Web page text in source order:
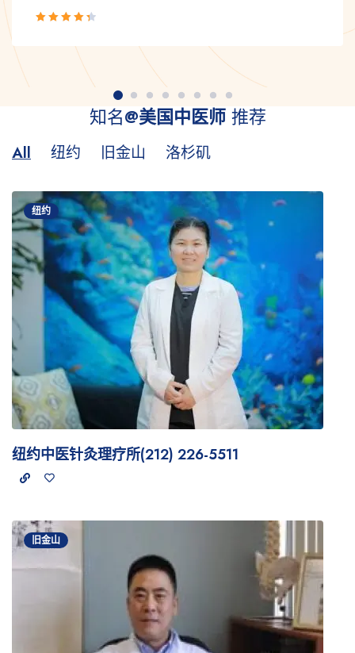
知名@美国中医师推荐
All 纽约 旧金山 洛杉矶
纽约
纽约中医针灸理疗所(212) 226-5511
旧金山